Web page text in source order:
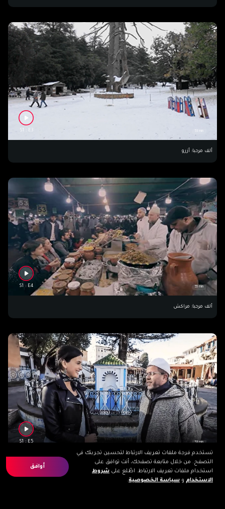
S1 : E3 53 min
ألف مرحبا: أزرو
S1 : E4 55 min
ألف مرحبا: مراكش
S1 : E5 53 min
ألف مرحبا: شفشاون
تستخدم فرجة ملفات تعريف الارتباط لتحسين تجربتك في
التصفح. من خلال متابعة تصفحك، أنت توافق على
استخدام ملفات تعريف الارتباط. اطّلع على شروط
الاستخدام و سياسة الخصوصية.
أوافق